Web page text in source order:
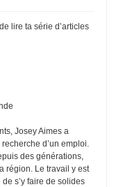
lire ta série d’articles
Josey Aimes a
d’un emploi.
des générations,
région. Le travail y est
s’y faire de solides